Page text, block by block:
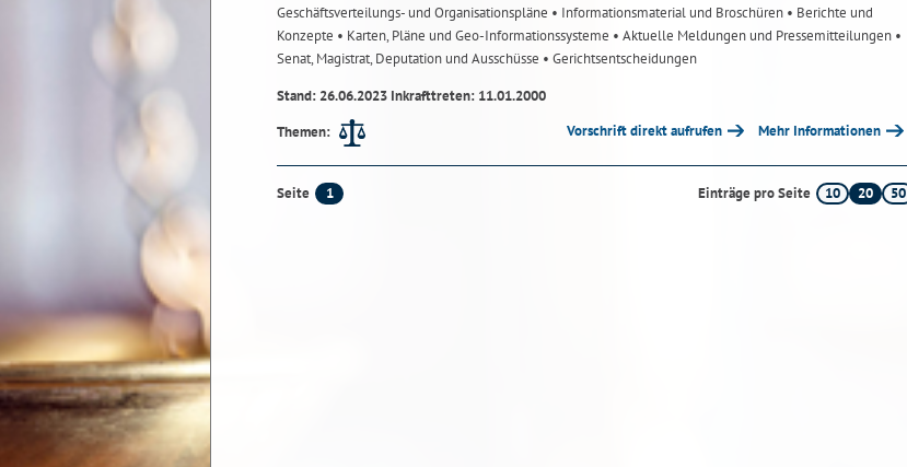
Geschäftsverteilungs- und Organisationspläne • Informationsmaterial und Broschüren • Berichte und
Konzepte • Karten, Pläne und Geo-Informationssysteme • Aktuelle Meldungen und Pressemitteilungen •
Senat, Magistrat, Deputation und Ausschüsse • Gerichtsentscheidungen
Stand: 26.06.2023 Inkrafttreten: 11.01.2000
Themen:
Vorschrift direkt aufrufen Mehr Informationen
Seite 1 Einträge pro Seite 10 20 50